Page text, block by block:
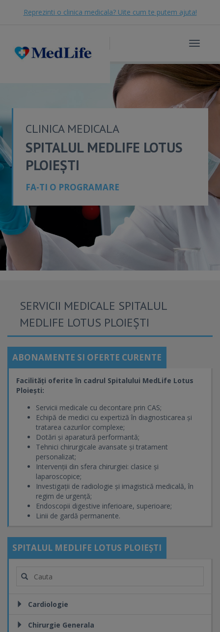
Reprezinti o clinica medicala? Uite cum te putem ajuta!
Toggle
CLINICA MEDICALA
SPITALUL MEDLIFE LOTUS
PLOIEȘTI
FA-TI O PROGRAMARE
SERVICII MEDICALE SPITALUL
MEDLIFE LOTUS PLOIEȘTI
ABONAMENTE SI OFERTE CURENTE
Facilități oferite în cadrul Spitalului MedLife Lotus
Ploiești:
Servicii medicale cu decontare prin CAS;
Echipă de medici cu expertiză în diagnosticarea și
tratarea cazurilor complexe;
Dotări și aparatură performantă;
Tehnici chirurgicale avansate și tratament
personalizat;
Intervenții din sfera chirurgiei: clasice și
laparoscopice;
Investigații de radiologie și imagistică medicală, în
regim de urgență;
Endoscopii digestive inferioare, superioare;
Linii de gardă permanente.
SPITALUL MEDLIFE LOTUS PLOIEȘTI
Cardiologie
Chirurgie Generala